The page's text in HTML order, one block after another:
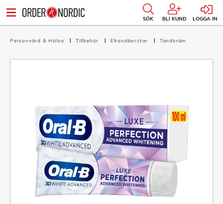
SÖK BLI KUND LOGGA IN
Personvård & Hälsa Tillbehör Eltandborstar Tandkräm